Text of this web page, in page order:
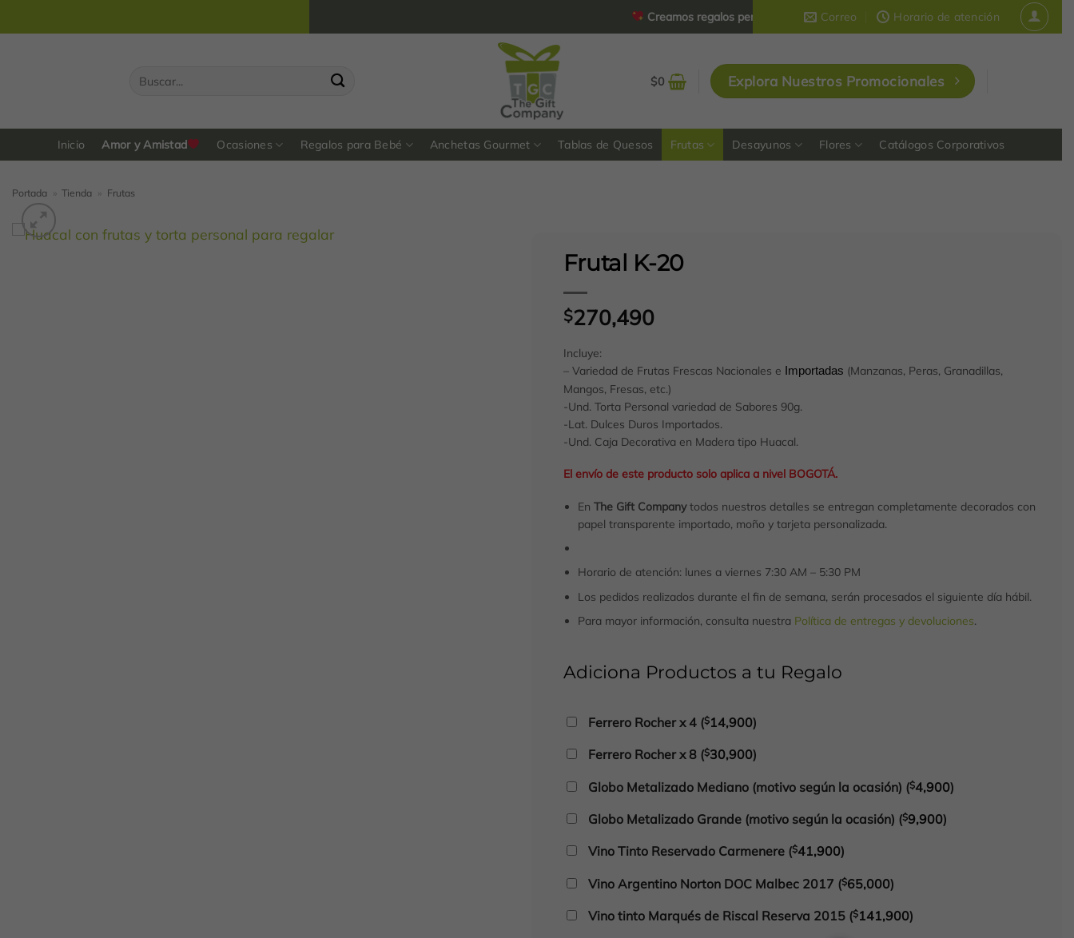
al
Creamos regalos personalizados y corporativos que dejan huella en Colombia
Correo Horario de atención
$0 Explora Nuestros Promocionales
Inicio Amor y Amistad Ocasiones Regalos para Bebé Anchetas Gourmet Tablas de Quesos Frutas Desayunos Flores Catálogos Corporativos
Portada » Tienda » Frutas
Frutal K-20
$270,490
Incluye:
– Variedad de Frutas Frescas Nacionales e
Importadas (Manzanas, Peras, Granadillas,
Mangos, Fresas, etc.)
-Und. Torta Personal variedad de Sabores 90g.
-Lat. Dulces Duros Importados.
-Und. Caja Decorativa en Madera tipo Huacal.
El envío de este producto solo aplica a nivel BOGOTÁ.
En The Gift Companytodos nuestros detalles se entregan completamente decorados con
papel transparente importado, moño y tarjeta personalizada.
Horario de atención: lunes a viernes 7:30 AM – 5:30 PM
Los pedidos realizados durante el fin de semana, serán procesados el siguiente día hábil.
Para mayor información, consulta nuestra Política de entregas y devoluciones.
Adiciona Productos a tu Regalo
Ferrero Rocher x 4($14,900)
Ferrero Rocher x 8($30,900)
Globo Metalizado Mediano (motivo según la ocasión) ($4,900)
Globo Metalizado Grande (motivo según la ocasión) ($9,900)
Vino Tinto Reservado Carmenere($41,900)
Vino Argentino Norton DOC Malbec 2017 ($65,000)
Vino tinto Marqués de Riscal Reserva 2015($141,900)